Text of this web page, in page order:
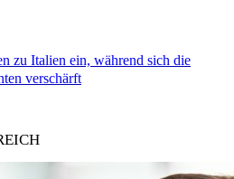
zu Italien ein, während sich die
verschärft